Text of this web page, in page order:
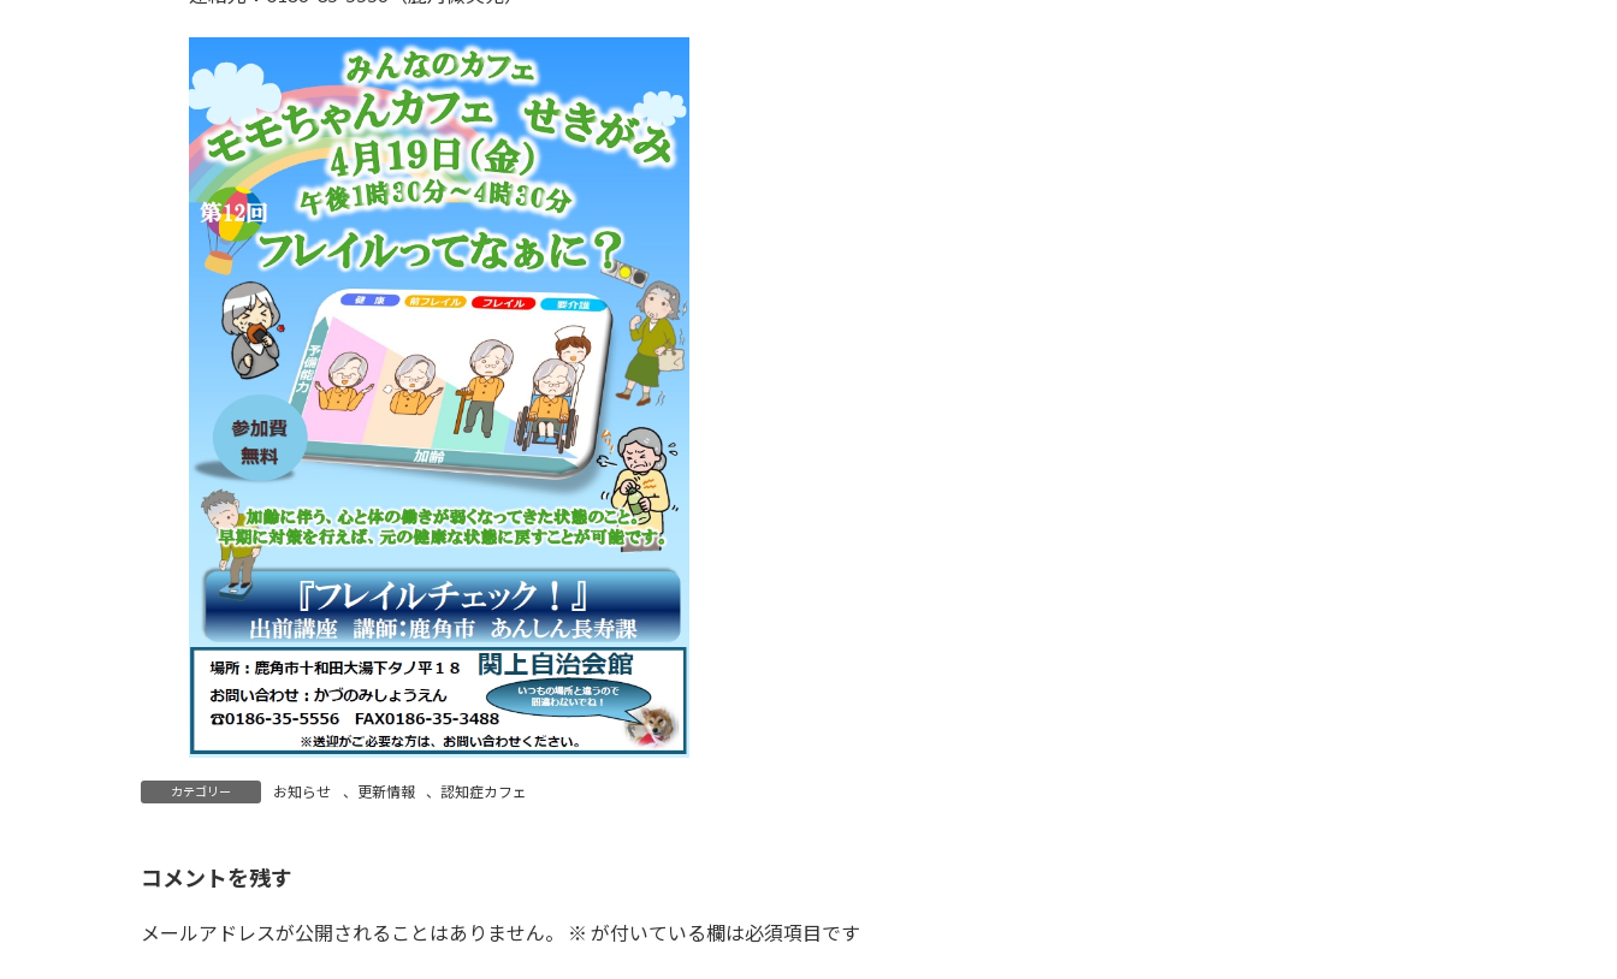
カテゴリー お知らせ 、 更新情報 、認知症カフェ
コメントを残す
メールアドレスが公開されることはありません。 ※ が付いている欄は必須項目です